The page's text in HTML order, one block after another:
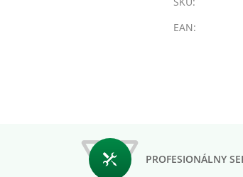
EAN:
PROFESIONÁLNY